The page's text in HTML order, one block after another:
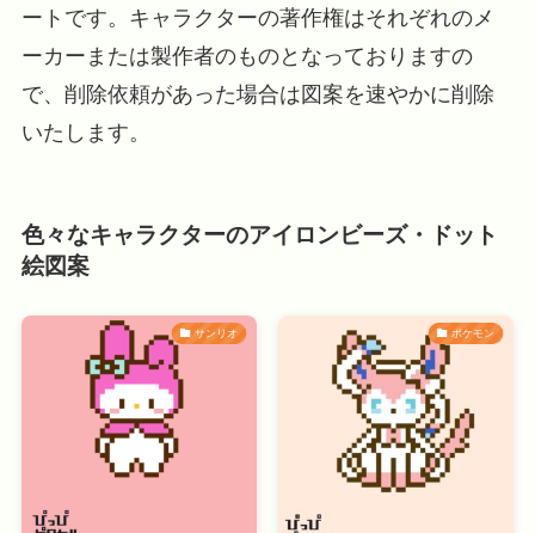
ートです。キャラクターの著作権はそれぞれのメ
ーカーまたは製作者のものとなっておりますの
で、削除依頼があった場合は図案を速やかに削除
いたします。
色々なキャラクターのアイロンビーズ・ドット
絵図案
サンリオ ポケモン